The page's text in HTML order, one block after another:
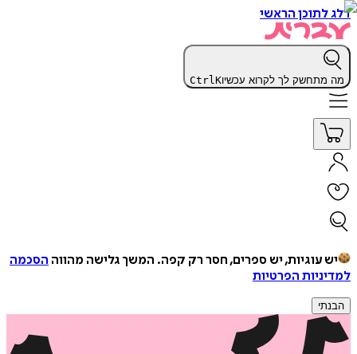
דלג לתוכן הראשי
מה מתחשק לך לקרוא עכשיו CtrlK
יש עוגיות, יש ספרים, חסר רק קפה. המשך גלישה מהווה הסכמה
למדיניות הפרטיות
הבנתי